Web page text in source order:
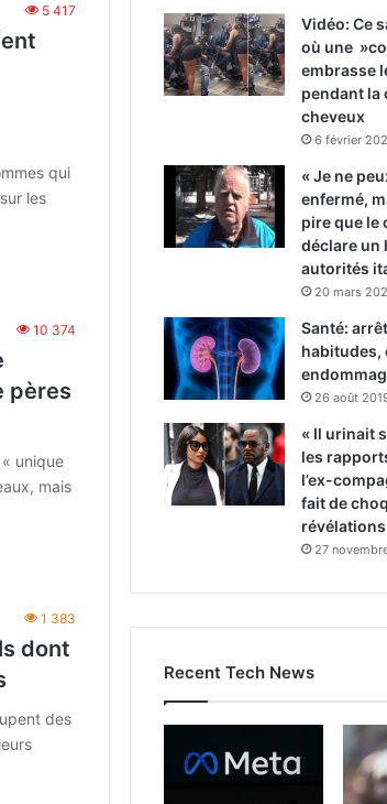
5 417
qui
les
10 374
pères
unique
mais
1 383
dont
des
Vidéo: Ce
où une
embrasse
pendant la
cheveux
6 février
« Je ne
enfermé,
pire que le
déclare un
autorités
20 mars
Santé:
habitudes,
26 août
« Il urinait
les
l’ex-
fait de
révélations
27
Recent Tech News